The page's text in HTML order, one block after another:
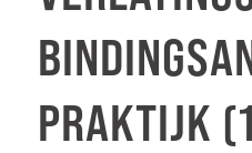
PRAKTIJK